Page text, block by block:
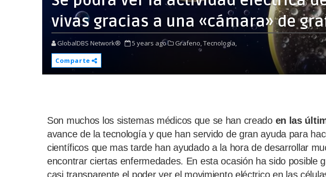
vivas gracias a una «cámara» de
GlobalDBS Network® 5 years ago Grafeno,Tecnología,
Comparte
Son muchos los sistemas médicos que se han creado en las
avance de la tecnología y que han servido de gran ayuda para
científicos que mas tarde han ayudado a la hora de desarrollar
encontrar ciertas enfermedades. En esta ocasión ha sido posible
casi transparente el poder ver el movimiento eléctrico en las